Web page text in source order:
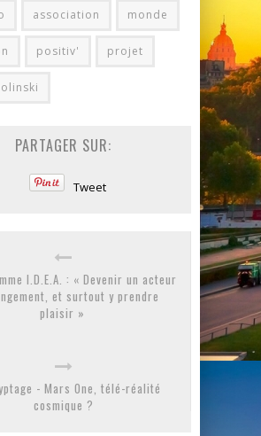
association monde
positiv' projet
PARTAGER SUR:
Tweet
I.D.E.A. : « Devenir un acteur
et surtout y prendre
plaisir »
- Mars One, télé-réalité
cosmique ?